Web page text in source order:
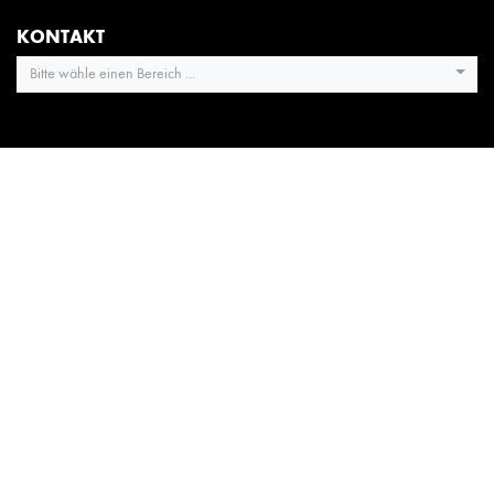
KONTAKT
Bitte wähle einen Bereich ...